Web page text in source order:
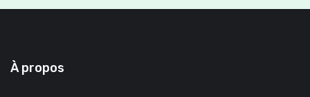
À propos